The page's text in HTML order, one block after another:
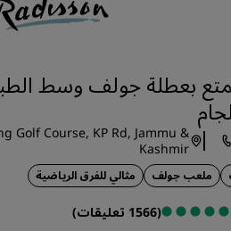
عروض الفنادق
ابدأ الآن لربح الكثير
احجز مقدمًا
اطلع على الباقات المتاحة لدينا
أفكار السفر
بعطلة جولف وسط
Golf Course, KP Rd, Jammu &
Kashmir
ملعب جولف مثالي للفرق الرياضية
(1566 تعليقات)